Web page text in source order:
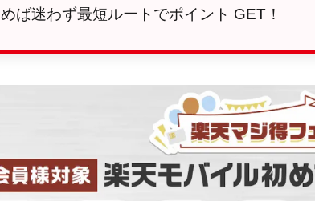
めば迷わず最短ルートでポイント GET！